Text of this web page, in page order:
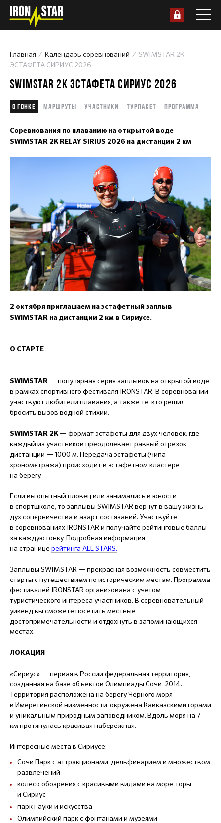
Главная Календарь соревнований
SWIMSTAR 2K
ЭСТАФЕТА СИРИУС 2026
SWIMSTAR 2K ЭСТАФЕТА СИРИУС 2026
О гонке Маршруты Участники Турпакет Программа
Соревнования по плаванию на открытой воде
SWIMSTAR 2K RELAY SIRIUS 2026 на дистанции 2 км
2 октября приглашаем на эстафетный заплыв
SWIMSTAR на дистанции 2 км в Сириусе.
О СТАРТЕ
SWIMSTAR — популярная серия заплывов на открытой воде
в рамках спортивного фестиваля IRONSTAR. В соревновании
участвуют любители плавания, а также те, кто решил
бросить вызов водной стихии.
SWIMSTAR 2K — формат эстафеты для двух человек, где
каждый из участников преодолевает равный отрезок
дистанции — 1000 м. Передача эстафеты (чипа
хронометража) происходит в эстафетном кластере
на берегу.
Если вы опытный пловец или занимались в юности
в спортшколе, то заплывы SWIMSTAR вернут в вашу жизнь
дух соперничества и азарт состязаний. Участвуйте
в соревнованиях IRONSTARи получайте рейтинговые баллы
за каждую гонку. Подробная информация
на странице рейтинга ALL STARS.
Заплывы SWIMSTAR — прекрасная возможность совместить
старты с путешествием по историческим местам. Программа
фестивалей IRONSTAR организована с учетом
туристического интереса участников. В соревновательный
уикенд вы сможете посетить местные
достопримечательности и отдохнуть в запоминающихся
местах.
ЛОКАЦИЯ
«Сириус» — первая в России федеральная территория,
созданная на базе объектов Олимпиады Сочи-2014.
Территория расположена на берегу Черного моря
в Имеретинской низменности, окружена Кавказскими горами
и уникальным природным заповедником. Вдоль моря на 7
км протянулась красивая набережная.
Интересные места в Сириусе:
Сочи Парк с аттракционами, дельфинарием и множеством
развлечений
колесо обозрения с красивыми видами на море, горы
и Сириус
парк науки и искусства
Олимпийский парк с фонтанами и музеями